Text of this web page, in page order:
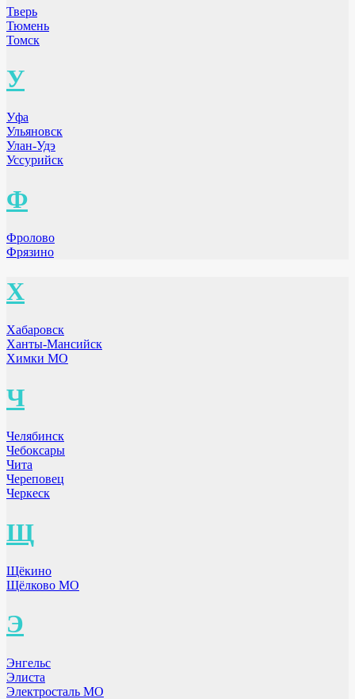
Тверь
Тюмень
Томск
У
Уфа
Ульяновск
Улан-Удэ
Уссурийск
Ф
Фролово
Фрязино
Х
Хабаровск
Ханты-Мансийск
Химки МО
Ч
Челябинск
Чебоксары
Чита
Череповец
Черкеск
Щ
Щёкино
Щёлково МО
Э
Энгельс
Элиста
Электросталь МО